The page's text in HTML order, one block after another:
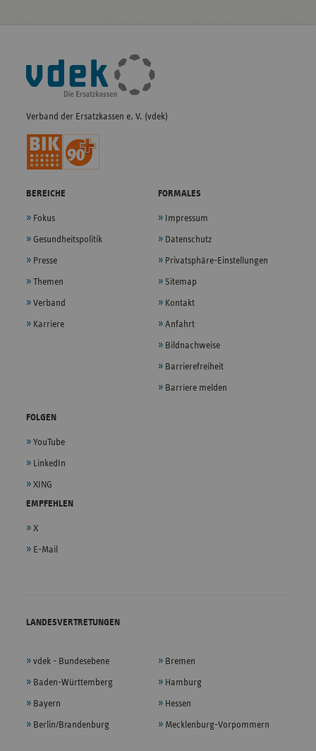
Fußleisten-
Navigation
Verband der Ersatzkassen e. V. (vdek)
BEREICHE
Fokus
Gesundheitspolitik
Presse
Themen
Verband
Karriere
FORMALES
Impressum
Datenschutz
Privatsphäre-Einstellungen
Sitemap
Kontakt
Anfahrt
Bildnachweise
Barrierefreiheit
Barriere melden
FOLGEN
YouTube
LinkedIn
XING
EMPFEHLEN
X
E-Mail
LANDESVERTRETUNGEN
vdek - Bundesebene
Baden-Württemberg
Bayern
Berlin/Brandenburg
Bremen
Hamburg
Hessen
Mecklenburg-Vorpommern